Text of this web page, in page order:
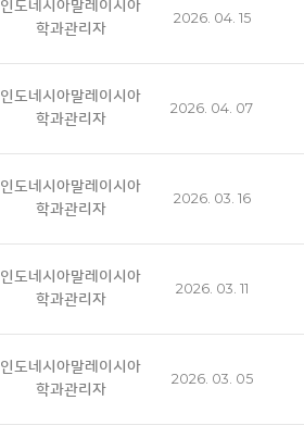
인도네시아말레이시아
학과관리자
2026. 04. 15
인도네시아말레이시아
학과관리자
2026. 04. 07
인도네시아말레이시아
학과관리자
2026. 03. 16
인도네시아말레이시아
학과관리자
2026. 03. 11
인도네시아말레이시아
학과관리자
2026. 03. 05